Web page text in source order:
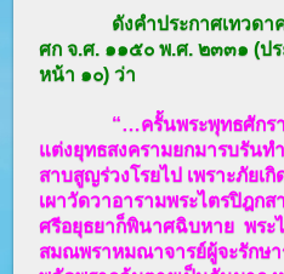
ดังคำประกาศเทวดาครั้
ศก จ.ศ. ๑๑๕๐ พ.ศ. ๒๓๓๑ (ปร
หน้า ๑๐) ว่า
“…ครั้นพระพุทธศักร
แต่งยุทธสงครามยกมารบรันท
สาบสูญร่วงโรยไป เพราะภัยเ
เผาวัดวาอารามพระไตรปิฎก
ศรีอยุธยาก็พินาศฉิบหาย พระ
สมณพราหมณาจารย์ผู้จะรักษา